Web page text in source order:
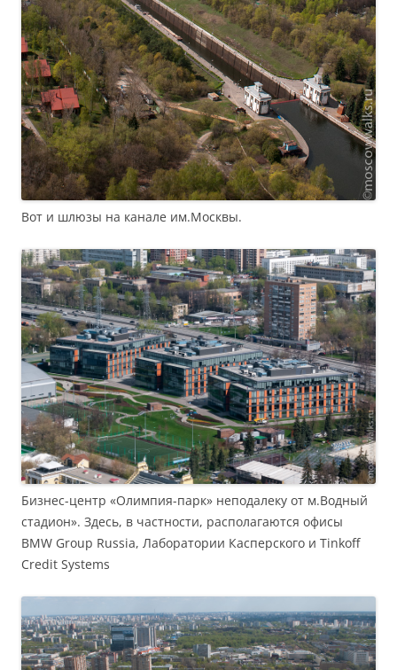
Вот и шлюзы на канале им.Москвы.
Бизнес-центр «Олимпия-парк» неподалеку от м.Водный
стадион». Здесь, в частности, располагаются офисы
BMW Group Russia, Лаборатории Касперского и Tinkoff
Credit Systems